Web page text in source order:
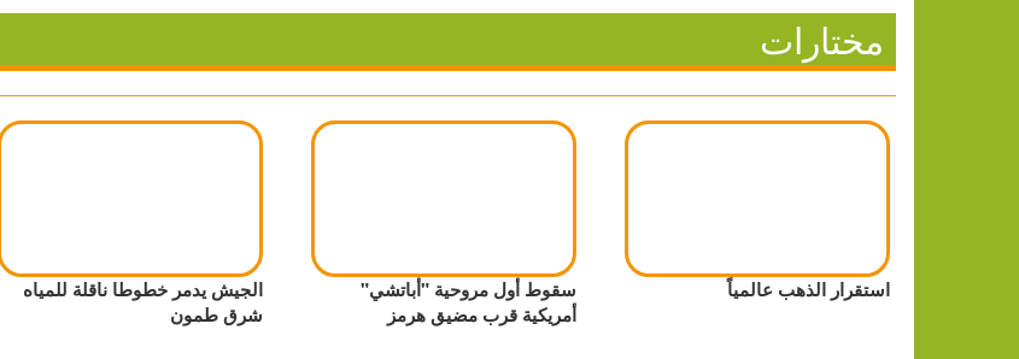
مختارات
استقرار الذهب عالمياً
سقوط أول مروحية "أباتشي"
أمريكية قرب مضيق هرمز
الجيش يدمر خطوطا ناقلة للمياه
شرق طمون